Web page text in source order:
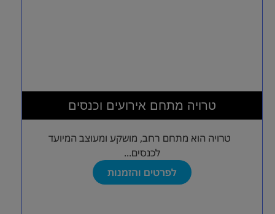
טרויה מתחם אירועים וכנסים
טרויה הוא מתחם רחב, מושקע ומעוצב המיועד
לכנסים...
לפרטים והזמנות